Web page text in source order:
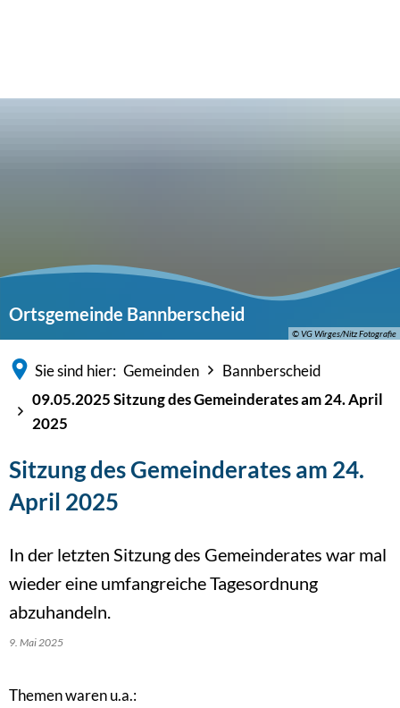
© VG Wirges/Nitz Fotografie
Ortsgemeinde Bannberscheid
Sie sind hier: Gemeinden
Bannberscheid
09.05.2025 Sitzung des Gemeinderates am 24. April
2025
Sitzung des Gemeinderates am 24.
April 2025
In der letzten Sitzung des Gemeinderates war mal
wieder eine umfangreiche Tagesordnung
abzuhandeln.
9. Mai 2025
Themen waren u.a.: